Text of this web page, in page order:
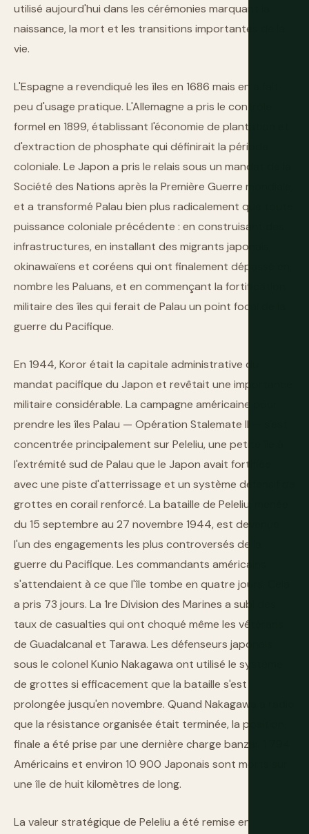
utilisé aujourd'hui dans les cérémonies marquant la
naissance, la mort et les transitions importantes de la
vie.
L'Espagne a revendiqué les îles en 1686 mais en a fait
peu d'usage pratique. L'Allemagne a pris le contrôle
formel en 1899, établissant l'économie de plantation et
d'extraction de phosphate qui définirait la période
coloniale. Le Japon a pris le relais sous un mandat de la
Société des Nations après la Première Guerre mondiale,
et a transformé Palau bien plus radicalement que toute
puissance coloniale précédente : en construisant des
infrastructures, en installant des migrants japonais,
okinawaïens et coréens qui ont finalement dépassé en
nombre les Paluans, et en commençant la fortification
militaire des îles qui ferait de Palau un point focal de la
guerre du Pacifique.
En 1944, Koror était la capitale administrative du
mandat pacifique du Japon et revêtait une importance
militaire considérable. La campagne américaine pour
prendre les îles Palau — Opération Stalemate II — s'est
concentrée principalement sur Peleliu, une petite île à
l'extrémité sud de Palau que le Japon avait fortifiée
avec une piste d'atterrissage et un système défensif de
grottes en corail renforcé. La bataille de Peleliu, menée
du 15 septembre au 27 novembre 1944, est devenue
l'un des engagements les plus controversés de la
guerre du Pacifique. Les commandants américains
s'attendaient à ce que l'île tombe en quatre jours. Cela
a pris 73 jours. La 1re Division des Marines a subi des
taux de casualties qui ont choqué même les vétérans
de Guadalcanal et Tarawa. Les défenseurs japonais
sous le colonel Kunio Nakagawa ont utilisé le système
de grottes si efficacement que la bataille s'est
prolongée jusqu'en novembre. Quand Nakagawa a radio
que la résistance organisée était terminée, la position
finale a été prise par une dernière charge banzaï. 1 794
Américains et environ 10 900 Japonais sont morts sur
une île de huit kilomètres de long.
La valeur stratégique de Peleliu a été remise en